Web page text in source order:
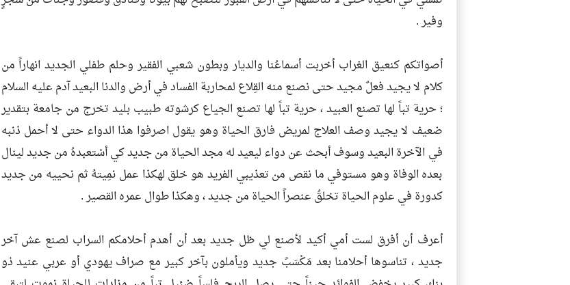
وفير .
أصواتكم كنعيق الغراب أخربت أسماعُنا والديار وبطون شعبي الفقير وحلم طفلي الجديد انهاراً من
كلام لا يجيد فعلٌ مجيد حتى نصنع منه القِلاع لمحاربة الفساد في أرض والدنا البعيد آدم عليه السلام
؛ حرية تباً لها تصنع العبيد ، حرية تباً لها تصنع الجياع كرشوته طبيب بليد تخرج من جامعة بتقدير
ضعيف لا يجيد وصف العلاج لمريض فارق الحياة وهو يقول اصرفوا هذا الدواء حتى لا أحمل ذنبه
في الآخرة البعيد وسوف أبحث عن دواء ليعيد له مجد الحياة من جديد كي أسْتعبدهُ من جديد لينال
بعده الوفاة وهو مستوفي ما نقص من تعذيبي الفريد هو خلق لهكذا عمل نمِيتهُ ثم نحييه من جديد
كدورة في علوم الحياة تخلقُ عنصراً الحياة من جديد ، وهكذا طوال عمره القصير .
أعرف أن أفرق لست أمي أكيد لأصنع لي ظل جديد بعد أن أهدم أحلامكم السراب لصنع عش آخر
جديد ، تناسوها أحلامنا بعد مَكْسَبً جديد ويأملون بآخر كبير مع صراف يهودي أو عربي عنيد ذو